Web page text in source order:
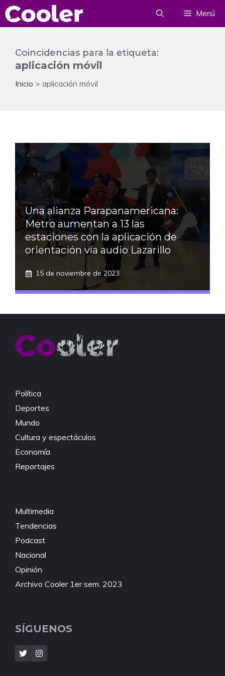
Saltar
al
Menú
Coincidencias para la etiqueta:
aplicación móvil
Inicio > aplicación móvil
Una alianza Parapanamericana:
Metro aumentan a 13 las
estaciones con la aplicación de
orientación vía audio Lazarillo
15 de noviembre de 2023
Política
Deportes
Mundo
Cultura y espectáculos
Economía
Reportajes
Multimedia
Tendencias
Podcast
Nacional
Opinión
Archivo Cooler 1er sem. 2023
SÍGUENOS